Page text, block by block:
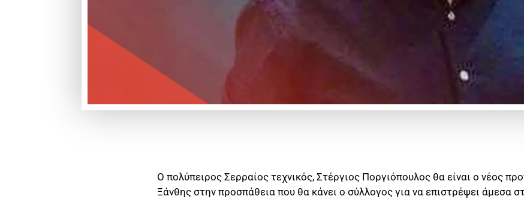
Ο πολύπειρος Σερραίος τεχνικός, Στέργιος Ποργιόπουλος θα είναι ο νέος
Ξάνθης στην προσπάθεια που θα κάνει ο σύλλογος για να επιστρέψει άμεσα